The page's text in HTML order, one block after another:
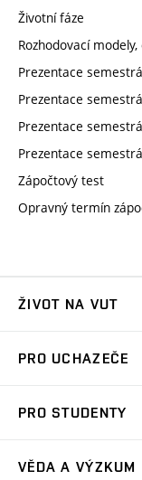
Životní fáze
Rozhodovací
Prezentace
Prezentace
Prezentace
Prezentace
Zápočtový test
Opravný termín
ŽIVOT NA VUT
Koleje
Sport na VUT
PRO UCHAZEČE
Dny otevřených dveří
PRO STUDENTY
VĚDA A VÝZKUM